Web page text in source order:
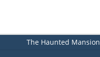
The Haunted Mansion